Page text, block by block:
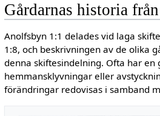
Gårdarnas historia
Anolfsbyn 1:1 delades vid laga
1:8, och beskrivningen av de olika
denna skiftesin­delning. Ofta har
hemmansklyvningar eller
förändringar redovisas i samband